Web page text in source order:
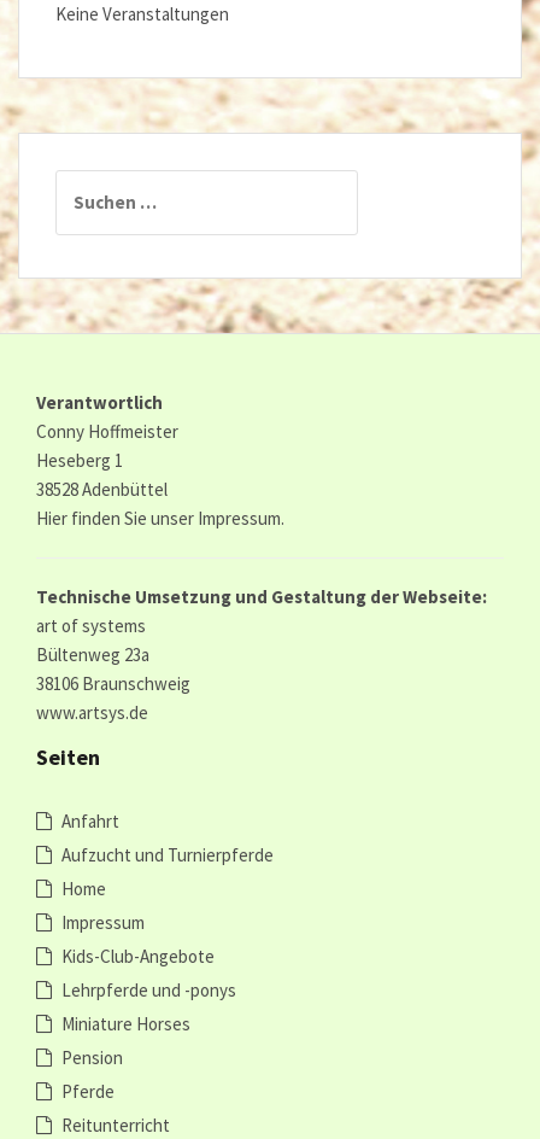
Keine Veranstaltungen
nach:
Verantwortlich
Conny Hoffmeister
Heseberg 1
38528 Adenbüttel
Hier finden Sie unser Impressum.
Technische Umsetzung und Gestaltung der Webseite:
art of systems
Bültenweg 23a
38106 Braunschweig
www.artsys.de
Seiten
Anfahrt
Aufzucht und Turnierpferde
Home
Impressum
Kids-Club-Angebote
Lehrpferde und -ponys
Miniature Horses
Pension
Pferde
Reitunterricht